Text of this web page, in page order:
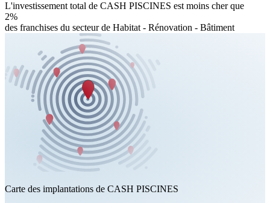
L'investissement total de CASH PISCINES est moins cher que
2%
des franchises du secteur de Habitat - Rénovation - Bâtiment
Carte des implantations de CASH PISCINES